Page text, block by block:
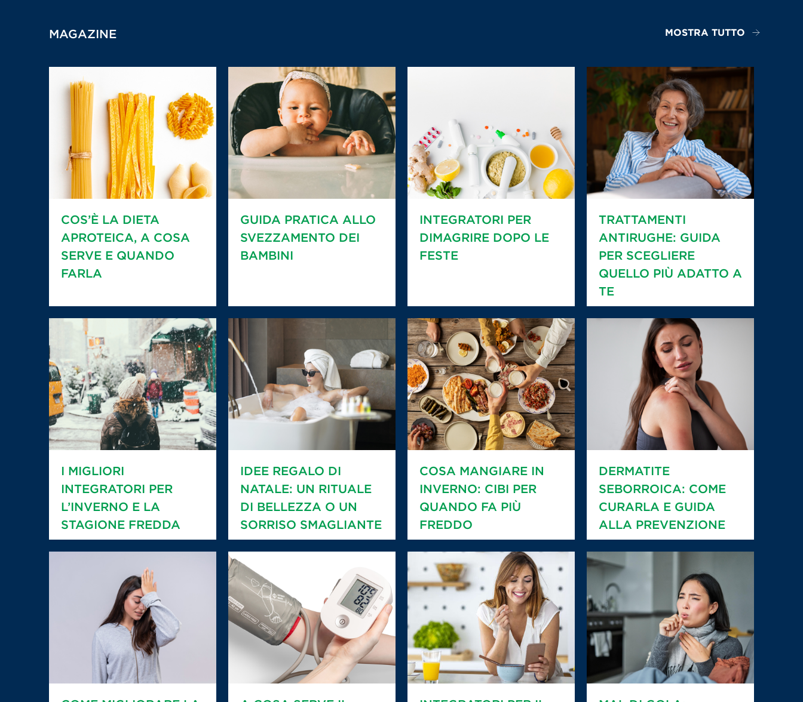
MAGAZINE MOSTRA TUTTO
COS’È LA DIETA
APROTEICA, A COSA
SERVE E QUANDO
FARLA
GUIDA PRATICA ALLO
SVEZZAMENTO DEI
BAMBINI
INTEGRATORI PER
DIMAGRIRE DOPO LE
FESTE
TRATTAMENTI
ANTIRUGHE: GUIDA
PER SCEGLIERE
QUELLO PIÙ ADATTO A
TE
I MIGLIORI
INTEGRATORI PER
L’INVERNO E LA
STAGIONE FREDDA
IDEE REGALO DI
NATALE: UN RITUALE
DI BELLEZZA O UN
SORRISO SMAGLIANTE
COSA MANGIARE IN
INVERNO: CIBI PER
QUANDO FA PIÙ
FREDDO
DERMATITE
SEBORROICA: COME
CURARLA E GUIDA
ALLA PREVENZIONE